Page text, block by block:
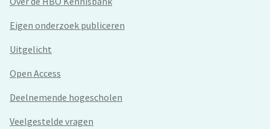
Eigen onderzoek publiceren
Uitgelicht
Open Access
Deelnemende hogescholen
Veelgestelde vragen